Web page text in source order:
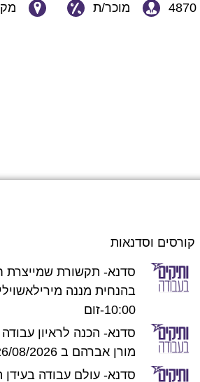
מוכר/ת
קורסים וסדנאות
סדנא- תקשורת שמייצרת
10:00-זום
מורן אברהם ב 26/08/2026 10:00-זום